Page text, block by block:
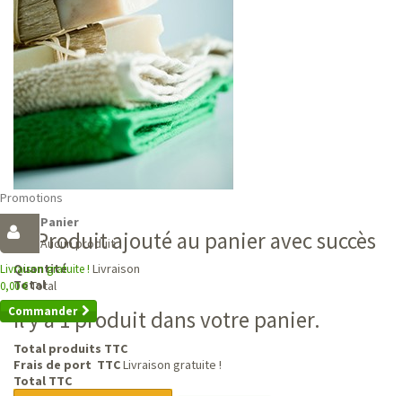
Promotions
Panier
Aucun produit
Livraison gratuite ! Livraison
0,00 €Total
Commander
Produit ajouté au panier avec succès
Quantité
Total
Il y a 1 produit dans votre panier.
Total produits TTC
Frais de port TTCLivraison gratuite !
Total TTC